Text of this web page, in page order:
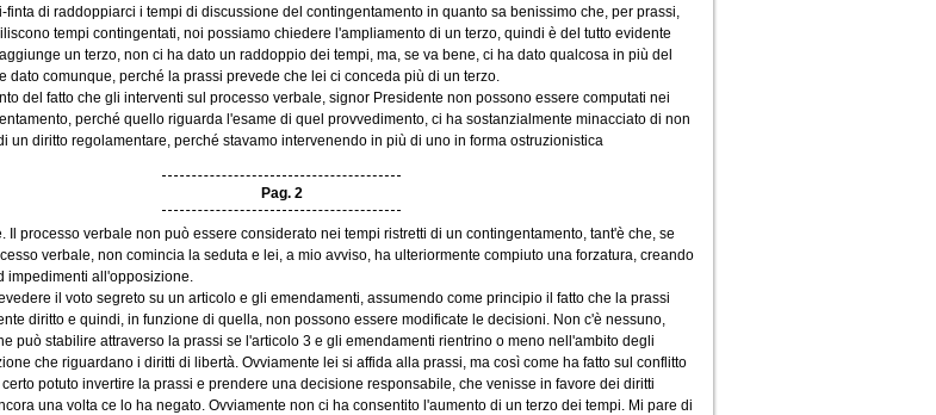
finta di raddoppiarci i tempi di discussione del contingentamento in quanto sa benissimo che, per prassi,
tempi contingentati, noi possiamo chiedere l'ampliamento di un terzo, quindi è del tutto evidente
un terzo, non ci ha dato un raddoppio dei tempi, ma, se va bene, ci ha dato qualcosa in più del
dato comunque, perché la prassi prevede che lei ci conceda più di un terzo.
del fatto che gli interventi sul processo verbale, signor Presidente non possono essere computati nei
perché quello riguarda l'esame di quel provvedimento, ci ha sostanzialmente minacciato di non
un diritto regolamentare, perché stavamo intervenendo in più di uno in forma ostruzionistica
Pag. 2
Il processo verbale non può essere considerato nei tempi ristretti di un contingentamento, tant'è che, se
verbale, non comincia la seduta e lei, a mio avviso, ha ulteriormente compiuto una forzatura, creando
impedimenti all'opposizione.
il voto segreto su un articolo e gli emendamenti, assumendo come principio il fatto che la prassi
diritto e quindi, in funzione di quella, non possono essere modificate le decisioni. Non c'è nessuno,
può stabilire attraverso la prassi se l'articolo 3 e gli emendamenti rientrino o meno nell'ambito degli
che riguardano i diritti di libertà. Ovviamente lei si affida alla prassi, ma così come ha fatto sul conflitto
potuto invertire la prassi e prendere una decisione responsabile, che venisse in favore dei diritti
una volta ce lo ha negato. Ovviamente non ci ha consentito l'aumento di un terzo dei tempi. Mi pare di